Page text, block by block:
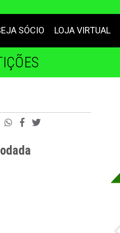
SÓCIO LOJA VIRTUAL